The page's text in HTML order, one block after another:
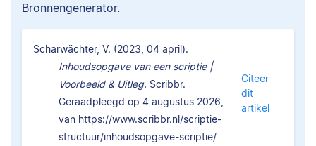
Bronnengenerator.
Scharwächter, V. (2023, 04 april).
Inhoudsopgave van een scriptie |
Voorbeeld & Uitleg. Scribbr.
Geraadpleegd op 4 augustus 2026,
van https://www.scribbr.nl/scriptie-
structuur/inhoudsopgave-scriptie/
Citeer
dit
artikel